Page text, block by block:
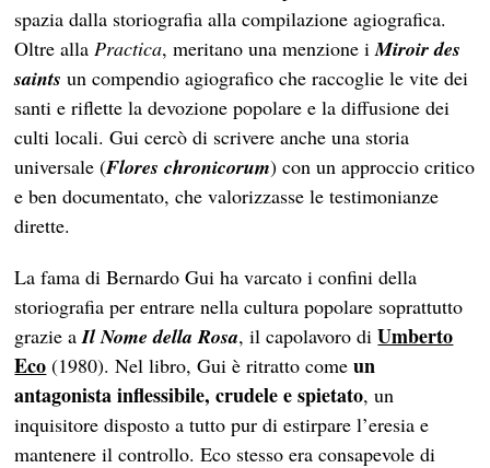
spazia dalla storiografia alla compilazione agiografica.
Oltre allaPractica, meritano una menzione iMiroir des
saints un compendio agiografico che raccoglie le vite dei
santi e riflette la devozione popolare e la diffusione dei
culti locali. Gui cercò di scrivere anche una storia
universale (Flores chronicorum) con un approccio critico
e ben documentato, che valorizzasse le testimonianze
dirette.
La fama di Bernardo Gui ha varcato i confini della
storiografia per entrare nella cultura popolare soprattutto
grazie aIl Nome della Rosa, il capolavoro diUmberto
Eco (1980). Nel libro, Gui è ritratto comeun
antagonista inflessibile, crudele e spietato, un
inquisitore disposto a tutto pur di estirpare l’eresia e
mantenere il controllo. Eco stesso era consapevole di